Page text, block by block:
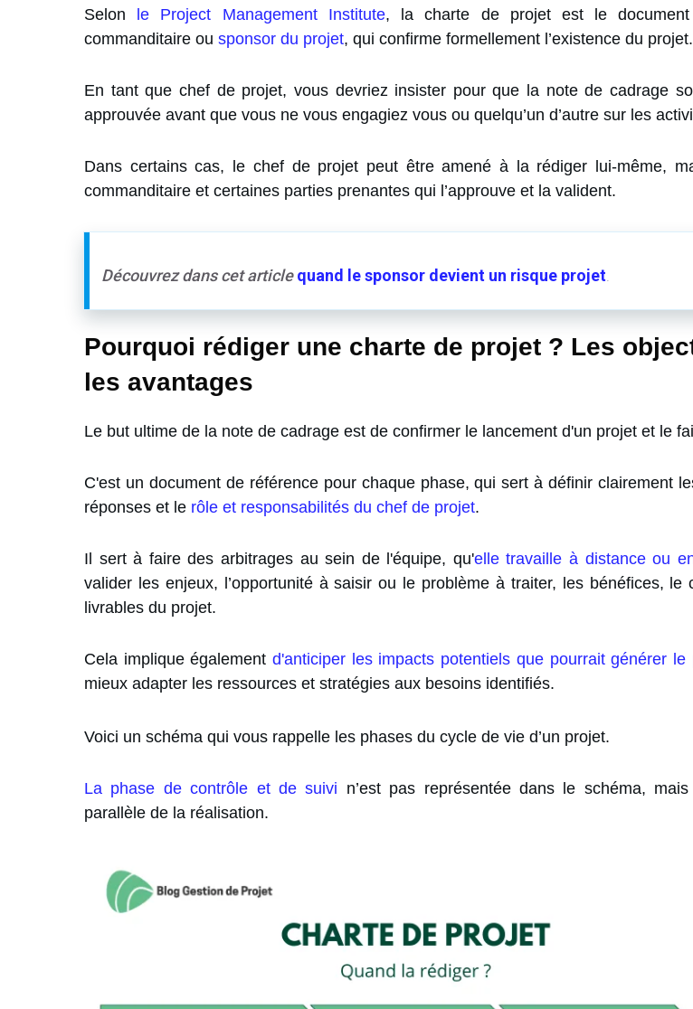
Selon le Project Management Institute, la charte de projet est le
commanditaire ou sponsor du projet, qui confirme formellement l’existence du projet.
En tant que chef de projet, vous devriez insister pour que la note de cadrage
approuvée avant que vous ne vous engagiez vous ou quelqu’un d’autre sur les
Dans certains cas, le chef de projet peut être amené à la rédiger lui-même,
commanditaire et certaines parties prenantes qui l’approuve et la valident.
Découvrez dans cet articlequand le sponsor devient un risque projet
Pourquoi rédiger une charte de projet ? Les
les avantages
Le but ultime de la note de cadrage est de confirmer le lancement d'un projet et le
C'est un document de référence pour chaque phase, qui sert à définir clairement
réponses et le rôle et responsabilités du chef de projet.
Il sert à faire des arbitrages au sein de l'équipe, qu'elle travaille à distance ou
valider les enjeux, l’opportunité à saisir ou le problème à traiter, les bénéfices, le
livrables du projet.
Cela implique égalementd'anticiper les impacts potentiels que pourrait générer le
mieux adapter les ressources et stratégies aux besoins identifiés.
Voici un schéma qui vous rappelle les phases du cycle de vie d’un projet.
La phase de contrôle et de suivi n’est pas représentée dans le schéma, mais
parallèle de la réalisation.